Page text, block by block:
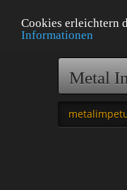
Cookies erleichtern
Informationen
Metal